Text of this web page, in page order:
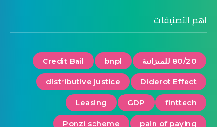
اهم التصنيفات
80/20 للميزانية bnpl
Credit Bail
Diderot Effect
distributive justice
finttech
GDP
Leasing
pain of paying
Ponzi scheme